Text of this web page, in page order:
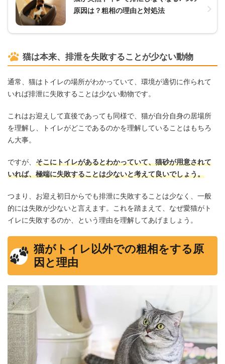
原因は？粗相の理由と対処法
猫は本来、排泄を失敗することが少ない動物
通常、猫はトイレの場所がわかっていて、環境が適切に作られて
いれば排泄に失敗することは少ない動物です。
これはお迎えして直後であっても同様で、猫が自分自身の居場所
を理解し、トイレがどこであるのかを理解していることはもちろ
ん大事。
ですが、 そこにトイレがあるとわかっていて、猫砂が用意されて
いれば、極端に失敗することは少ないと考えて良いでしょう。
つまり、お迎え初日からでも排泄に失敗することは少なく、一般
的には失敗が少ないと言えます。これを踏まえて、なぜ愛猫がト
イレに失敗するのか、という理由を理解してあげましょう。
猫がトイレ以外での粗相をする原
因と理由